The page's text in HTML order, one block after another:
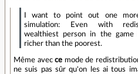
I want to point out one
simulation: Even with
wealthiest person in the game
richer than the poorest.
Même avecce mode de
ne suis pas sûr qu'on les ai tous